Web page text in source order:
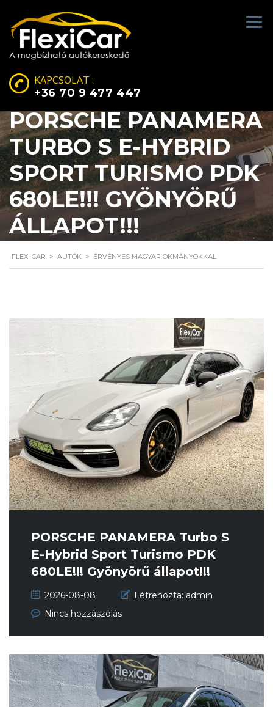
KAPCSOLAT :
+36 70 9 477 447
PORSCHE PANAMERA
TURBO S E-HYBRID
SPORT TURISMO PDK
680LE!!! GYÖNYÖRŰ
ÁLLAPOT!!!
FLEXI CAR > AUTÓK > ÉRVÉNYES MAGYAR OKMÁNYOKKAL
PORSCHE PANAMERA Turbo S
E-Hybrid Sport Turismo PDK
680LE!!! Gyönyörű állapot!!!
2026-08-08 Létrehozta: admin
Nincs hozzászólás